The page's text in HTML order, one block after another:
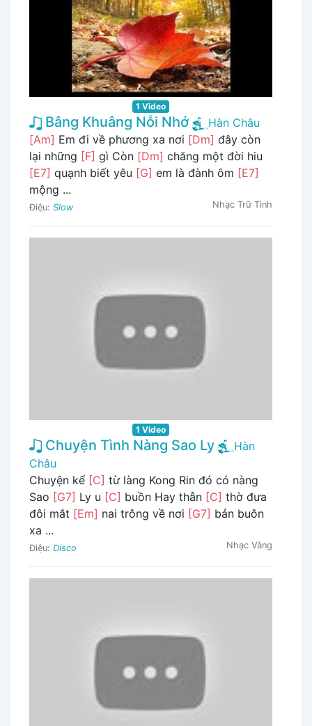
1 Video
Bâng Khuâng Nỗi Nhớ
Hàn Châu
[Am] Em đi về phương xa nơi [Dm] đây còn
lại những [F] gì Còn [Dm] chăng một đời hiu
[E7] quạnh biết yêu [G] em là đành ôm [E7]
mộng ...
Điệu: Slow Nhạc Trữ Tình
1 Video
Chuyện Tình Nàng Sao Ly
Hàn
Châu
Chuyện kể [C] từ làng Kong Rin đó có nàng
Sao [G7] Ly u [C] buồn Hay thẫn [C] thờ đưa
đôi mắt [Em] nai trông về nơi [G7] bản buôn
xa ...
Điệu: Disco Nhạc Vàng